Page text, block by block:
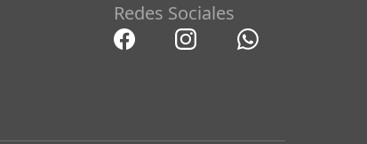
Redes Sociales